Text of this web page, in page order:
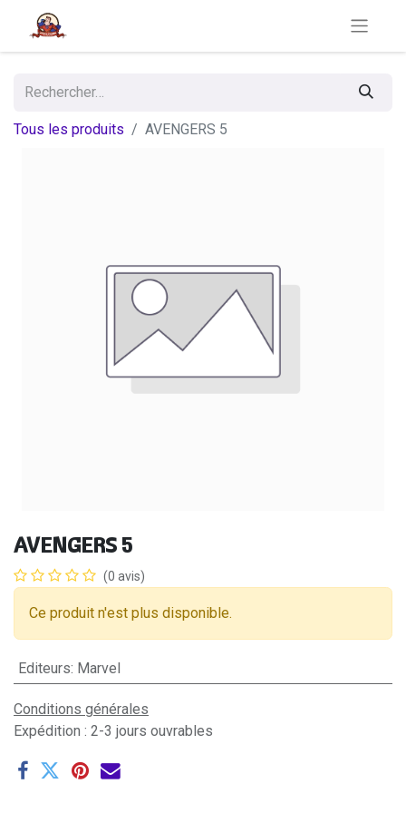
Tous les produits AVENGERS 5
AVENGERS 5
(0 avis)
Ce produit n'est plus disponible.
Editeurs: Marvel
Conditions générales
Expédition : 2-3 jours ouvrables